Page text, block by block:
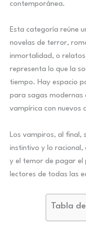
contemporánea.
Esta categoría reúne
novelas de terror,
inmortalidad, o
representa lo que la
tiempo. Hay espacio
para sagas modernas
vampírica con nuevos
Los vampiros, al final,
instintivo y lo racional,
y el temor de pagar el
lectores de todas las
Tabla